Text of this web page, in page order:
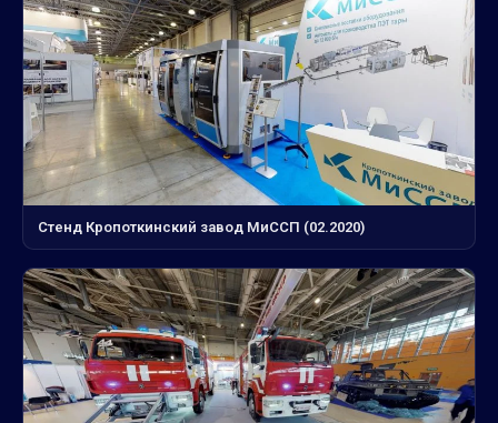
Стенд Кропоткинский завод МиССП (02.2020)